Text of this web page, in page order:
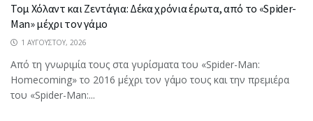
Τομ Χόλαντ και Ζεντάγια: Δέκα χρόνια έρωτα, από το «Spider-
Man» μέχρι τον γάμο
1 ΑΥΓΟΎΣΤΟΥ, 2026
Από τη γνωριμία τους στα γυρίσματα του «Spider-Man:
Homecoming» το 2016 μέχρι τον γάμο τους και την πρεμιέρα
του «Spider-Man:...